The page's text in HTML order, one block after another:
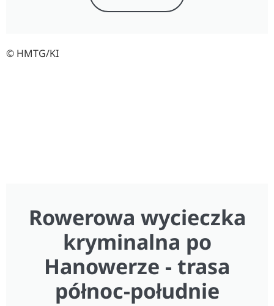
© HMTG/KI
Rowerowa wycieczka
kryminalna po
Hanowerze - trasa
północ-południe